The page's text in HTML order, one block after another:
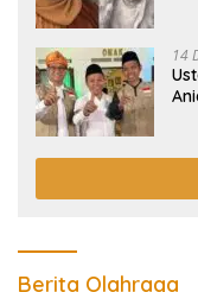
14
Berita Olahraga